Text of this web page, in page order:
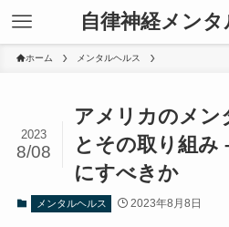
自律神経メン
ホーム メンタルヘルス
アメリカのメン
とその取り組み
にすべきか
2023
8/08
メンタルヘルス 2023年8月8日